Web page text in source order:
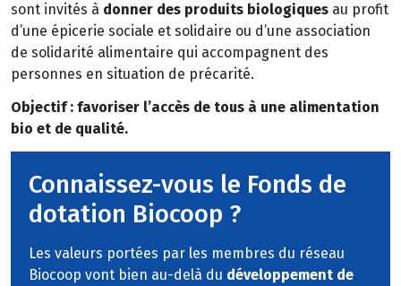
sont invités à donner des produits biologiques au profit
d’une épicerie sociale et solidaire ou d’une association
de solidarité alimentaire qui accompagnent des
personnes en situation de précarité.
Objectif : favoriser l’accès de tous à une alimentation
bio et de qualité.
Connaissez-vous le Fonds de
dotation Biocoop ?
Les valeurs portées par les membres du réseau
Biocoop vont bien au-delà du développement de